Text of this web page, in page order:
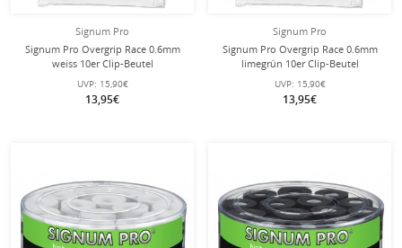
Signum Pro
Signum Pro Overgrip Race 0.6mm
weiss 10er Clip-Beutel
UVP: 15,90€
13,95€
Signum Pro
Signum Pro Overgrip Race 0.6mm
limegrün 10er Clip-Beutel
UVP: 15,90€
13,95€